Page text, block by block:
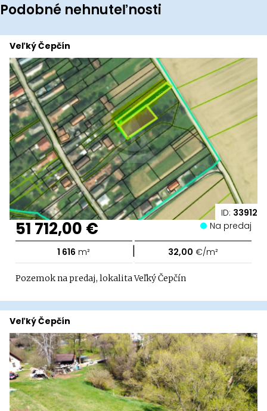
Podobné nehnuteľnosti
ID: 33912
Veľký Čepčín
51 712,00 € Na predaj
1 616 m² | 32,00 €/m²
Pozemok na predaj, lokalita Veľký Čepčín
Veľký Čepčín